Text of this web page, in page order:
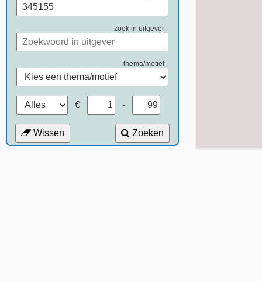
zoek in uitgever
thema/motief
€ -
Wissen Zoeken